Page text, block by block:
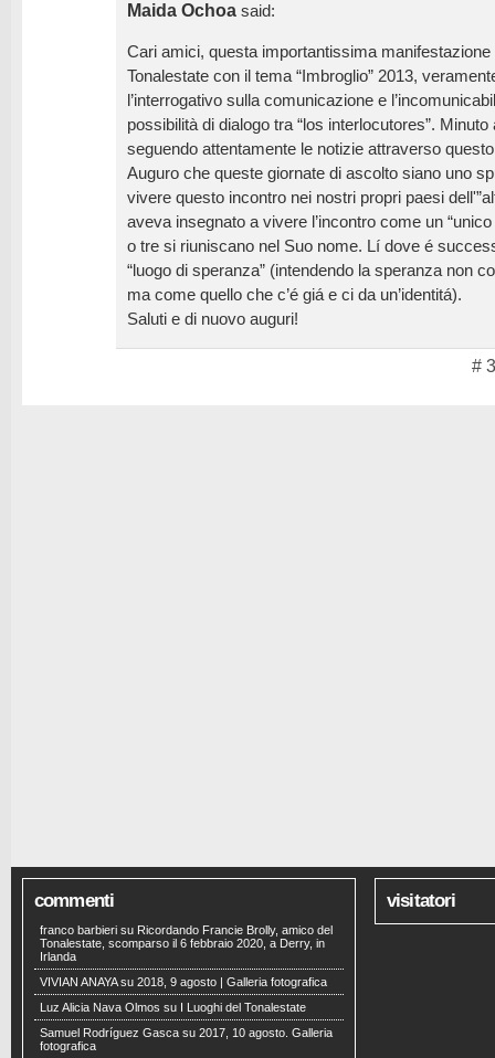
Maida Ochoa said:
Cari amici, questa importantissima manifestazione
Tonalestate con il tema “Imbroglio” 2013,
l’interrogativo sulla comunicazione e
possibilità di dialogo tra “los interlocutores”.
seguendo attentamente le notizie attraverso
Auguro che queste giornate di ascolto siano uno
vivere questo incontro nei nostri propri paesi
aveva insegnato a vivere l’incontro come un
o tre si riuniscano nel Suo nome. Lí dove é
“luogo di speranza” (intendendo la speranza non
ma come quello che c’é giá e ci da un’identitá).
Saluti e di nuovo auguri!
#
commenti
franco barbieri su Ricordando Francie Brolly, amico del
Tonalestate, scomparso il 6 febbraio 2020, a Derry, in
Irlanda
VIVIAN ANAYAsu 2018, 9 agosto | Galleria fotografica
Luz Alicia Nava Olmos su
I Luoghi del Tonalestate
Samuel Rodríguez Gasca su 2017, 10 agosto. Galleria
fotografica
visitatori